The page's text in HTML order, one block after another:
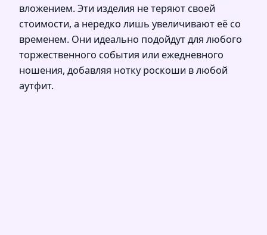
вложением. Эти изделия не теряют своей
стоимости, а нередко лишь увеличивают её со
временем. Они идеально подойдут для любого
торжественного события или ежедневного
ношения, добавляя нотку роскоши в любой
аутфит.